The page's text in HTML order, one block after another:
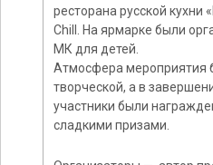
ресторана русской
Chill. На ярмарке были
МК для детей.
Атмосфера мероприятия
творческой, а в
участники были
сладкими призами.